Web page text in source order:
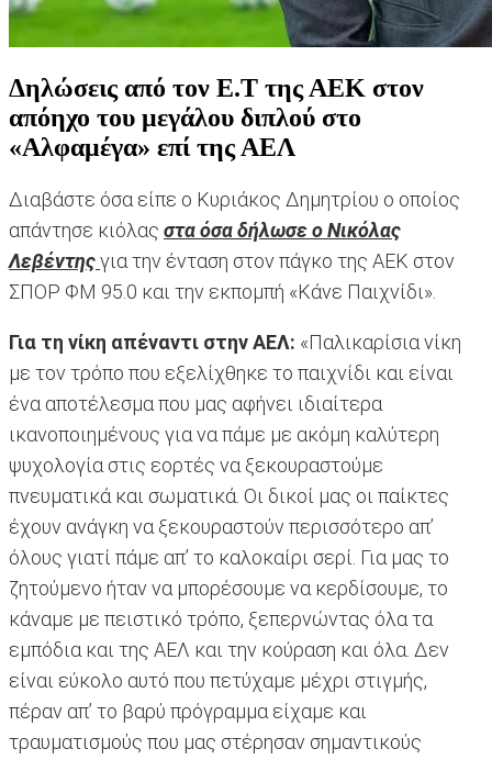
Δηλώσεις από τον Ε.Τ της ΑΕΚ στον
απόηχο του μεγάλου διπλού στο
«Αλφαμέγα» επί της ΑΕΛ
Διαβάστε όσα είπε ο Κυριάκος Δημητρίου ο οποίος
απάντησε κιόλας στα όσα δήλωσε ο Νικόλας
Λεβέντηςγια την ένταση στον πάγκο της ΑΕΚ στον
ΣΠΟΡ ΦΜ 95.0 και την εκπομπή «Κάνε Παιχνίδι».
Για τη νίκη απέναντι στην ΑΕΛ: «Παλικαρίσια νίκη
με τον τρόπο που εξελίχθηκε το παιχνίδι και είναι
ένα αποτέλεσμα που μας αφήνει ιδιαίτερα
ικανοποιημένους για να πάμε με ακόμη καλύτερη
ψυχολογία στις εορτές να ξεκουραστούμε
πνευματικά και σωματικά. Οι δικοί μας οι παίκτες
έχουν ανάγκη να ξεκουραστούν περισσότερο απ’
όλους γιατί πάμε απ’ το καλοκαίρι σερί. Για μας το
ζητούμενο ήταν να μπορέσουμε να κερδίσουμε, το
κάναμε με πειστικό τρόπο, ξεπερνώντας όλα τα
εμπόδια και της ΑΕΛ και την κούραση και όλα. Δεν
είναι εύκολο αυτό που πετύχαμε μέχρι στιγμής,
πέραν απ’ το βαρύ πρόγραμμα είχαμε και
τραυματισμούς που μας στέρησαν σημαντικούς